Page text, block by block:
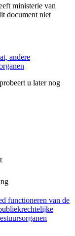
ministerie van
document niet
andere
u later nog
functioneren van de